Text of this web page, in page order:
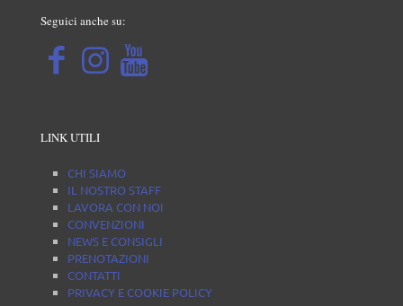
Seguici anche su:
LINK UTILI
CHI SIAMO
IL NOSTRO STAFF
LAVORA CON NOI
CONVENZIONI
NEWS E CONSIGLI
PRENOTAZIONI
CONTATTI
PRIVACY E COOKIE POLICY